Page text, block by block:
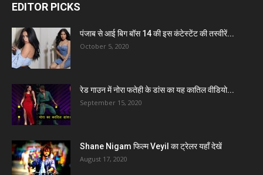
EDITOR PICKS
पंजाब से आई बिग बॉस 14 की इस कंटेस्टेंट की तस्वीरें...
October 5, 2020
रेड गाउन में नोरा फतेही के डांस का यह कातिल वीडियो...
September 15, 2020
Shane Nigam फिल्म Veyil का ट्रेलर यहाँ देखें
August 17, 2020